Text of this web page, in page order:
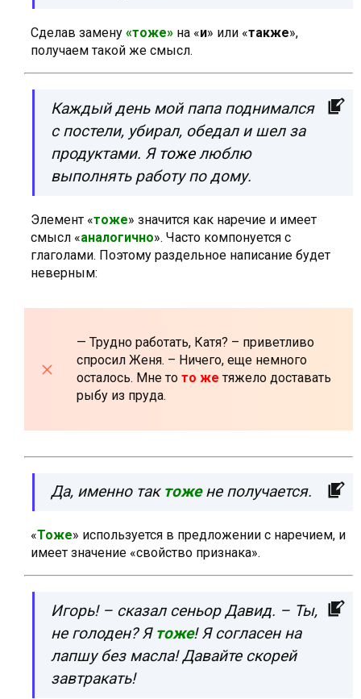
Сделав замену «тоже» на «и» или «также»,
получаем такой же смысл.
Каждый день мой папа поднимался
с постели, убирал, обедал и шел за
продуктами. Я тожелюблю
выполнять работу по дому.
Элемент «тоже» значится как наречие и имеет
смысл «аналогично». Часто компонуется с
глаголами. Поэтому раздельное написание будет
неверным:
— Трудно работать, Катя? – приветливо
спросил Женя. – Ничего, еще немного
осталось. Мне то то же тяжело доставать
рыбу из пруда.
Да, именно так тожене получается.
«Тоже» используется в предложении с наречием, и
имеет значение «свойство признака».
Игорь! – сказал сеньор Давид. – Ты,
не голоден? Я тоже! Я согласен на
лапшу без масла! Давайте скорей
завтракать!